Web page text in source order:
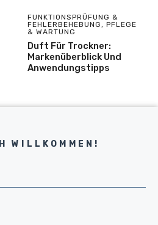
FUNKTIONSPRÜFUNG &
FEHLERBEHEBUNG, PFLEGE
& WARTUNG
Duft Für Trockner:
Markenüberblick Und
Anwendungstipps
WILLKOMMEN!